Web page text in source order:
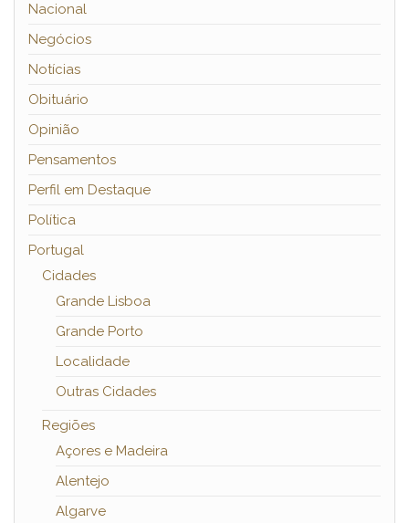
Nacional
Negócios
Notícias
Obituário
Opinião
Pensamentos
Perfil em Destaque
Política
Portugal
Cidades
Grande Lisboa
Grande Porto
Localidade
Outras Cidades
Regiões
Açores e Madeira
Alentejo
Algarve